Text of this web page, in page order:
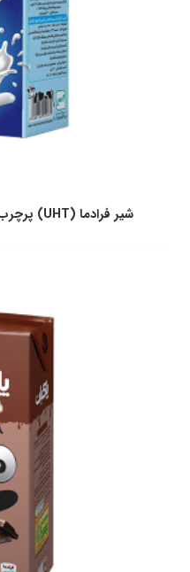
شیر فرادما (UHT) پرچرب تتراپك 200 سی سی پاكبان